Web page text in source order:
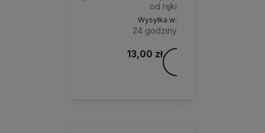
od ręki
Wysyłka w:
24 godziny
13,00 złKolory: